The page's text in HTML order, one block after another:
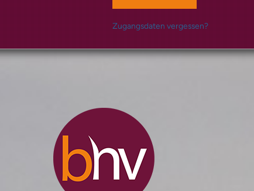
Zugangsdaten vergessen?